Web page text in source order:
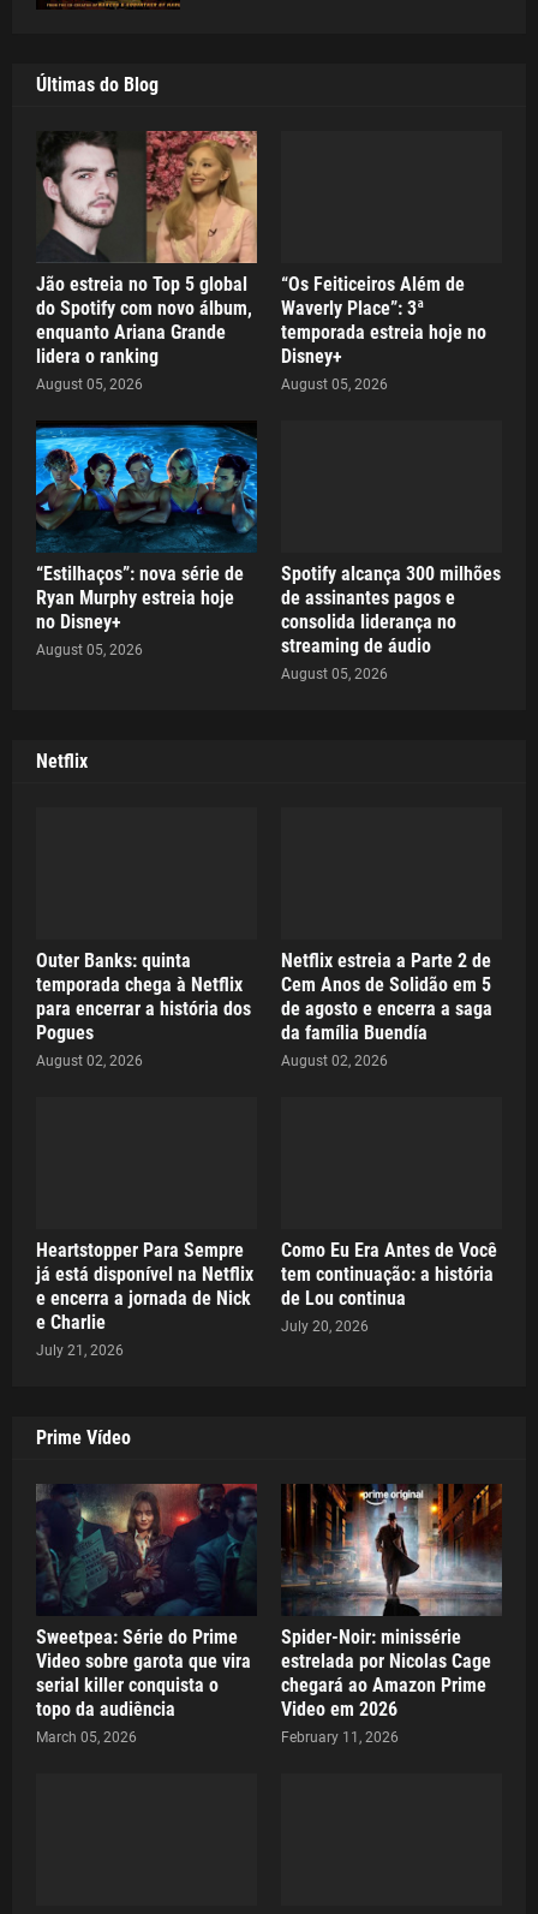
Últimas do Blog
Jão estreia no Top 5 global
do Spotify com novo álbum,
enquanto Ariana Grande
lidera o ranking
August 05, 2026
“Os Feiticeiros Além de
Waverly Place”: 3ª
temporada estreia hoje no
Disney+
August 05, 2026
“Estilhaços”: nova série de
Ryan Murphy estreia hoje
no Disney+
August 05, 2026
Spotify alcança 300 milhões
de assinantes pagos e
consolida liderança no
streaming de áudio
August 05, 2026
Netflix
Outer Banks: quinta
temporada chega à Netflix
para encerrar a história dos
Pogues
August 02, 2026
Netflix estreia a Parte 2 de
Cem Anos de Solidão em 5
de agosto e encerra a saga
da família Buendía
August 02, 2026
Heartstopper Para Sempre
já está disponível na Netflix
e encerra a jornada de Nick
e Charlie
July 21, 2026
Como Eu Era Antes de Você
tem continuação: a história
de Lou continua
July 20, 2026
Prime Vídeo
Sweetpea: Série do Prime
Video sobre garota que vira
serial killer conquista o
topo da audiência
March 05, 2026
Spider-Noir: minissérie
estrelada por Nicolas Cage
chegará ao Amazon Prime
Video em 2026
February 11, 2026